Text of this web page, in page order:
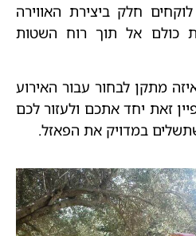
חלק ביצירת האווירה
כולם אל תוך רוח השטות
מתקן לבחור עבור האירוע
זאת יחד אתכם ולעזור לכם
במדויק את הפאזל.